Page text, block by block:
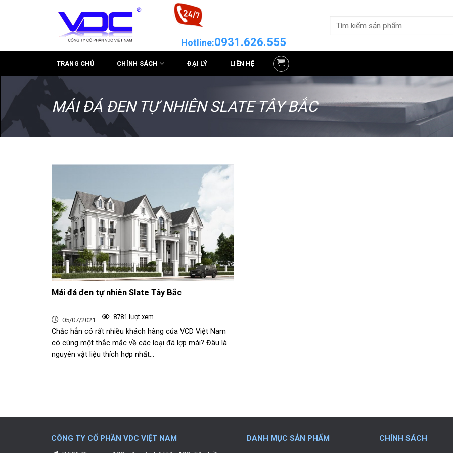
Hotline:0931.626.555
Tìm
TRANG CHỦ CHÍNH SÁCH ĐẠI LÝ LIÊN HỆ
MÁI ĐÁ ĐEN TỰ NHIÊN SLATE TÂY BẮC
Mái đá đen tự nhiên Slate Tây Bắc
05/07/2021
Chắc hẳn có rất nhiều khách hàng của VCD Việt Nam
có cùng một thắc mắc về các loại đá lợp mái? Đâu là
nguyên vật liệu thích hợp nhất...
8781 lượt xem
CÔNG TY CỔ PHẦN VDC VIỆT NAM DANH MỤC SẢN PHẨM CHÍNH SÁCH